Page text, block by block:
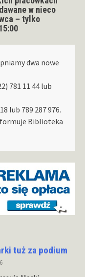
w nieco
– tylko
dwa nowe
781 11 44 lub
lub 789 287 976.
Biblioteka
tuż za podium